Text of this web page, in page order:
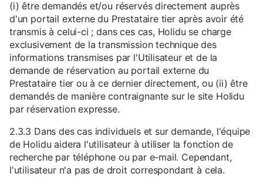
(i) être demandés et/ou réservés directement auprès
d'un portail externe du Prestataire tier après avoir été
transmis à celui-ci ; dans ces cas, Holidu se charge
exclusivement de la transmission technique des
informations transmises par l'Utilisateur et de la
demande de réservation au portail externe du
Prestataire tier ou à ce dernier directement, ou (ii) être
demandés de manière contraignante sur le site Holidu
par réservation expresse.
2.3.3 Dans des cas individuels et sur demande, l'équipe
de Holidu aidera l'utilisateur à utiliser la fonction de
recherche par téléphone ou par e-mail. Cependant,
l'utilisateur n'a pas de droit correspondant à cela.